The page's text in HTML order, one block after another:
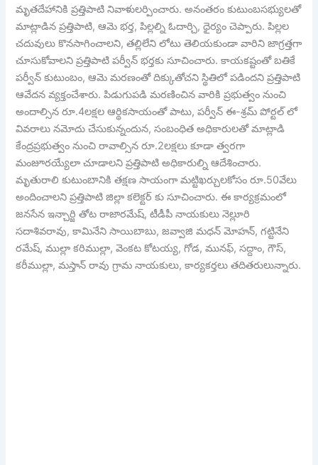
మృతదేహానికి ప్రత్తిపాటి నివాళులర్పించారు. అనంతరం కుటుంబసభ్యులతో
మాట్లాడిన ప్రత్తిపాటి, ఆమె భర్త, పిల్లల్ని ఓదార్చి, ధైర్యం చెప్పారు. పిల్లల
చదువులు కొనసాగించాలని, తల్లిలేని లోటు తెలియకుండా వారిని జాగ్రత్తగా
చూసుకోవాలని ప్రత్తిపాటి పర్వీన్ భర్తకు సూచించారు. కాయకష్టంతో బతికే
పర్వీన్ కుటుంబం, ఆమె మరణంతో దిక్కుతోచని స్థితిలో పడిందని ప్రత్తిపాటి
ఆవేదన వ్యక్తంచేశారు. పిడుగుపడి మరణించిన వారికి ప్రభుత్వం నుంచి
అందాల్సిన రూ.4లక్షల ఆర్థికసాయంతో పాటు, పర్వీన్ ఈ-శ్రమ్ పోర్టల్ లో
వివరాలు నమోదు చేసుకున్నందున, సంబంధిత అధికారులతో మాట్లాడి
కేంద్రప్రభుత్వం నుంచి రావాల్సిన రూ.2లక్షలు కూడా త్వరగా
మంజూరయ్యేలా చూడాలని ప్రత్తిపాటి అధికారుల్ని ఆదేశించారు.
మృతురాలి కుటుంబానికి తక్షణ సాయంగా మట్టిఖర్చులకోసం రూ.50వేలు
అందించాలని ప్రత్తిపాటి జిల్లా కలెక్టర్ కు సూచించారు. ఈ కార్యక్రమంలో
జనసేన ఇన్చార్జి తోట రాజారమేష్, టీడీపీ నాయకులు నెల్లూరి
సదాశివరావు, కామినేని సాయిబాబు, జవ్వాజి మధన్ మోహన్, గట్టినేని
రమేష్, ముల్లా కరిముల్లా, వెంకట కోటయ్య, గోడ, మునఫ్, సద్దాం, గౌస్,
కరీముల్లా, మస్తాన్ రావు గ్రామ నాయకులు, కార్యకర్తలు తదితరులున్నారు.